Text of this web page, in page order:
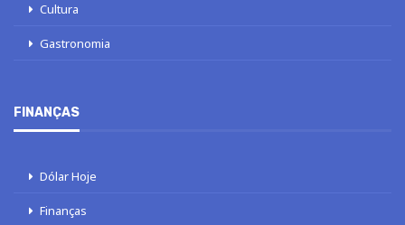
Cultura
Gastronomia
FINANÇAS
Dólar Hoje
Finanças